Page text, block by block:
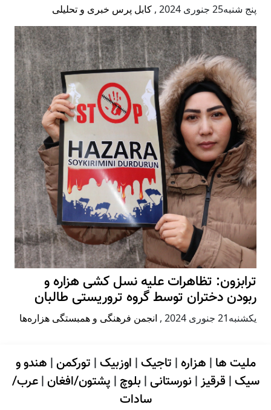
پنج شنبه25 جنوری 2024 , کابل پرس خبری و تحلیلی
ترابزون: تظاهرات علیه نسل کشی هزاره و
ربودن دختران توسط گروه تروریستی طالبان
يكشنبه21 جنوری 2024 , انجمن فرهنگی و همبستگی هزاره‌ها
ملیت ها | هزاره| تاجیک| اوزبیک| تورکمن| هندو و
سیک| قرقیز| نورستانی| بلوچ | پشتون/افغان|عرب/
سادات